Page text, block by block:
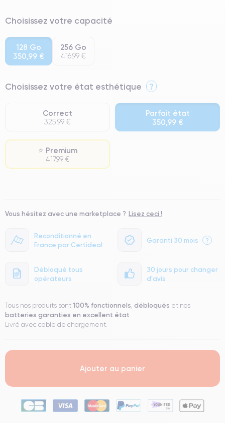
Reconditionné en
France par Certideal
Garanti 30 mois ?
Débloqué tous
opérateurs
30 jours pour changer
d'avis
Choisissez votre capacité
128 Go
350,99 €
256 Go
416,99 €
Choisissez votre état esthétique ?
Correct
325,99 €
Parfait état
350,99 €
⭐ Premium
417,99 €
● Batterie : usage intensif.
● Seuls 5% de nos téléphones ont un grade Premium.
Vous hésitez avec une marketplace ? Lisez ceci !
Tous nos produits sont 100% fonctionnels, débloqués et nos
batteries garanties en excellent état.
Livré avec cable de chargement.
Ajouter au panier